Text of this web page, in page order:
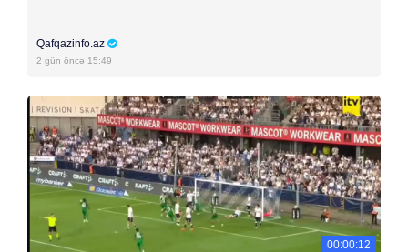
Qafqazinfo.az
2 gün öncə 15:49
00:00:12